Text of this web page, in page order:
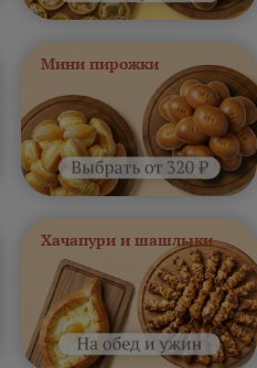
Мини пирожки
Хачапури и шашлыки